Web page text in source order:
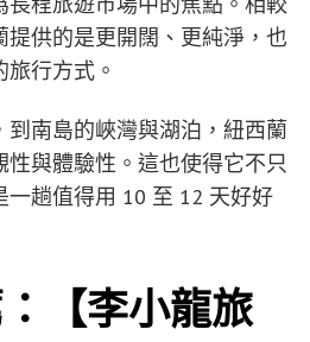
提供的是更開闊、更純淨，也
行方式。
南島的峽灣與湖泊，紐西蘭
性與體驗性。這也使得它不只
一趟值得用 10 至 12 天好好
【李小龍旅